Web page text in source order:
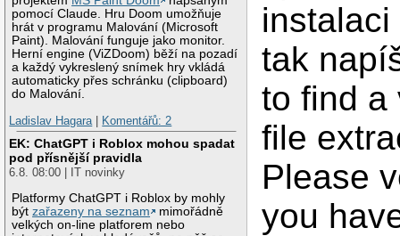
pomocí Claude. Hru Doom umožňuje
hrát v programu Malování (Microsoft
Paint). Malování funguje jako monitor.
Herní engine (ViZDoom) běží na pozadí
a každý vykreslený snímek hry vkládá
automaticky přes schránku (clipboard)
do Malování.
Ladislav Hagara
Komentářů: 2
EK: ChatGPT i Roblox mohou spadat
pod přísnější pravidla
6.8. 08:00 | IT novinky
Platformy ChatGPT i Roblox by mohly
býtzařazeny na seznam
mimořádně
velkých on-line platforem nebo
tak
to find a
file
Please
you